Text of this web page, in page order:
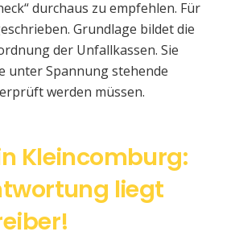
durchaus zu empfehlen. Für
Grundlage bildet die
der Unfallkassen. Sie
unter Spannung stehende
werden müssen.
Kleincomburg:
liegt